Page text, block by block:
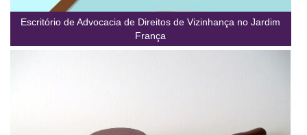
Escritório de Advocacia de Direitos de Vizinhança no Jardim
França